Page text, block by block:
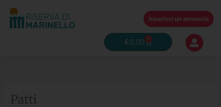
contenuto
Inserisci un annuncio
€0,00 0
Carrello
Patti